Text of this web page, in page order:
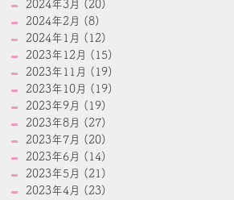
2024年3月 (20)
2024年2月 (8)
2024年1月 (12)
2023年12月 (15)
2023年11月 (19)
2023年10月 (19)
2023年9月 (19)
2023年8月 (27)
2023年7月 (20)
2023年6月 (14)
2023年5月 (21)
2023年4月 (23)